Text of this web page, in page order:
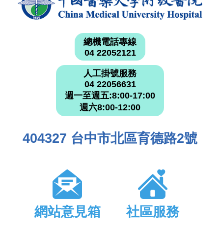
總機電話專線
04 22052121
人工掛號服務
04 22056631
週一至週五:8:00-17:00
週六8:00-12:00
404327 台中市北區育德路2號
網站意見箱 社區服務